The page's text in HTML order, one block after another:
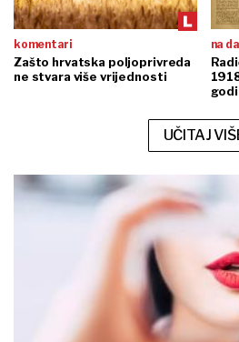
komentari
Zašto hrvatska poljoprivreda
ne stvara više vrijednosti
na
UČITAJ